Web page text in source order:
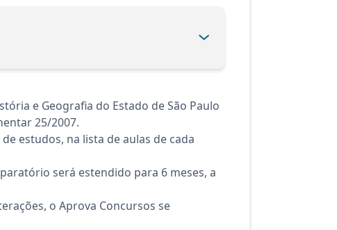
e Geografia do Estado de São Paulo
25/2007.
estudos, na lista de aulas de cada
será estendido para 6 meses, a
o Aprova Concursos se